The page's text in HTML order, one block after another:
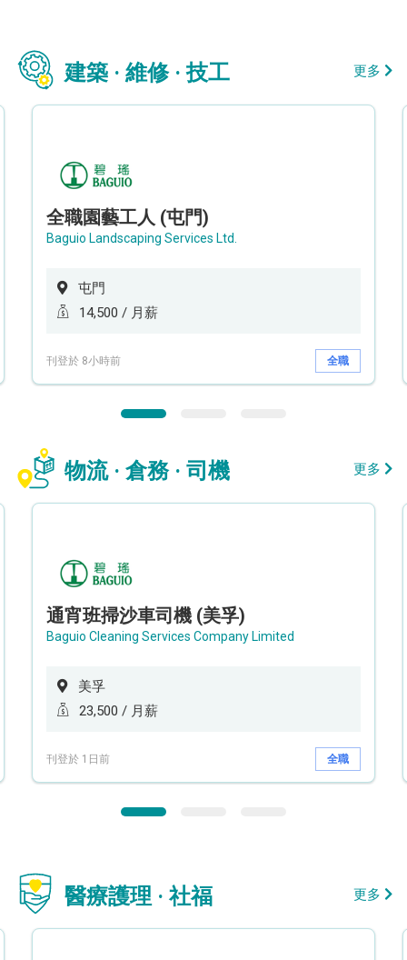
建築 · 維修 · 技工 更多
全職園藝工人 (屯門)
Baguio Landscaping Services Ltd.
屯門
14,500 / 月薪
刊登於 8小時前 全職
物流 · 倉務 · 司機 更多
通宵班掃沙車司機 (美孚)
Baguio Cleaning Services Company Limited
美孚
23,500 / 月薪
刊登於 1日前 全職
醫療護理 · 社福 更多